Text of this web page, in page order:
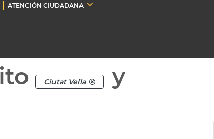
ATENCIÓN CIUDADANA
Ciutat Vella
y